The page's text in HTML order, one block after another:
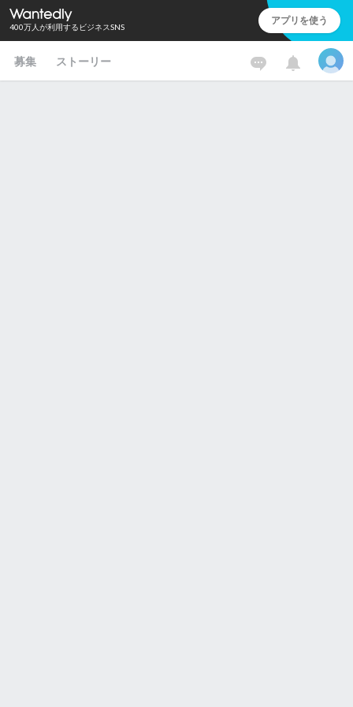
400万人が利用するビジネスSNS アプリを使う
募集 ストーリー